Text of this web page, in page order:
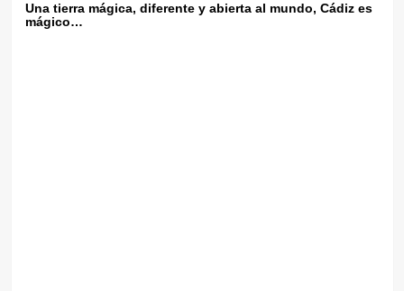
Una tierra mágica, diferente y abierta al mundo, Cádiz es
mágico…